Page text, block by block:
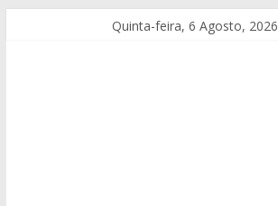
Quinta-feira, 6 Agosto, 2026